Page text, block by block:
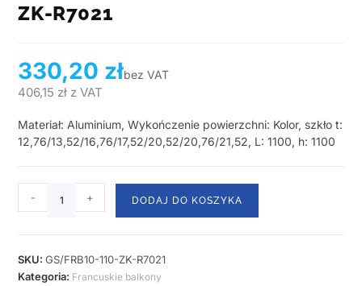
ZK-R7021
330,20 złbez VAT
406,15 zł z VAT
Materiał: Aluminium, Wykończenie powierzchni: Kolor, szkło t:
12,76/13,52/16,76/17,52/20,52/20,76/21,52, L: 1100, h: 1100
- + DODAJ DO KOSZYKA
SKU:GS/FRB10-110-ZK-R7021
Kategoria: Francuskie balkony